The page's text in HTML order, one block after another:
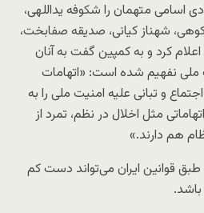
اسامی متهمان را شکوفه یداللهی،
شهناز کیانی، صدیقه صفابخت،
کرد و به کمپین گفت به آنان
ملی نفهیم شده است: «اتهامات
و تبانی علیه امنیت ملی را به
مثل اخلال در نظم، تمرد از
هم دارند.»
طبق قوانین ایران می‌تواند دست کم